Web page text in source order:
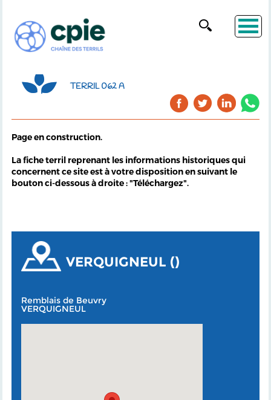
TERRIL 062 A
Page en construction.
La fiche terril reprenant les informations historiques qui
concernent ce site est à votre disposition en suivant le
bouton ci-dessous à droite : "Téléchargez".
VERQUIGNEUL ()
Remblais de Beuvry
VERQUIGNEUL